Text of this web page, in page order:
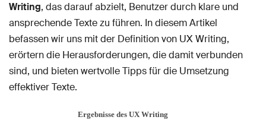
Writing, das darauf abzielt, Benutzer durch klare und
ansprechende Texte zu führen. In diesem Artikel
befassen wir uns mit der Definition von UX Writing,
erörtern die Herausforderungen, die damit verbunden
sind, und bieten wertvolle Tipps für die Umsetzung
effektiver Texte.